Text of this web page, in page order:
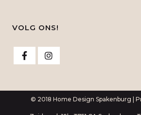
VOLG ONS!
© 2018 Home Design Spakenburg |